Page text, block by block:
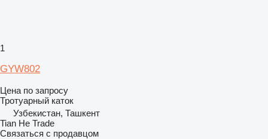
1
GYW802
Цена по запросу
Тротуарный каток
Узбекистан, Ташкент
Tian He Trade
Связаться с продавцом